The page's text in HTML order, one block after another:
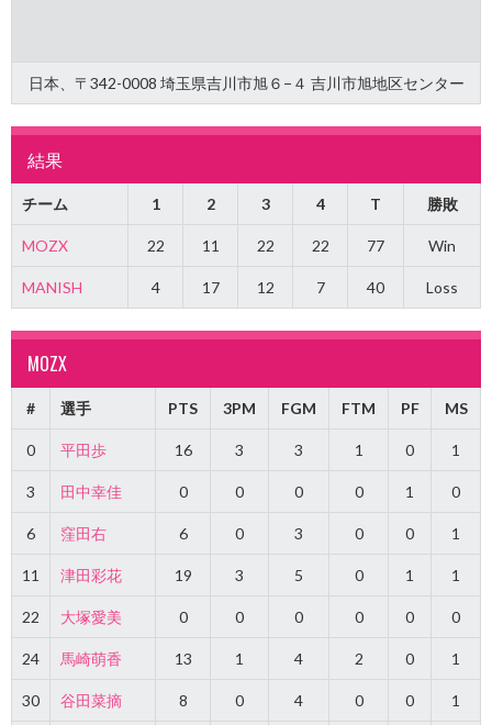
日本、〒342-0008 埼玉県吉川市旭６−４ 吉川市旭地区センター
結果
チーム 1 2 3 4 T 勝敗
MOZX 22 11 22 22 77 Win
MANISH 4 17 12 7 40 Loss
MOZX
# 選手 PTS 3PM FGM FTM PF MS
0 平田歩 16 3 3 1 0 1
3 田中幸佳 0 0 0 0 1 0
6 窪田右 6 0 3 0 0 1
11 津田彩花 19 3 5 0 1 1
22 大塚愛美 0 0 0 0 0 0
24 馬崎萌香 13 1 4 2 0 1
30 谷田菜摘 8 0 4 0 0 1